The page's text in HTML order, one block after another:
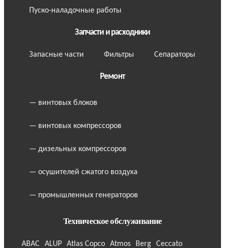
Пуско-наладочные работы
Запчасти и расходники
Запасные части Фильтры Сепараторы
Ремонт
— винтовых блоков
— винтовых компрессоров
— дизельных компрессоров
— осушителей сжатого воздуха
— промышленных генераторов
Техническое обслуживание
ABAC ALUP Atlas Copco Atmos Berg Ceccato